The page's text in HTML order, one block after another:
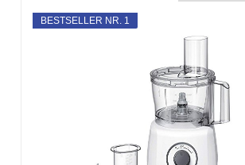
BESTSELLER NR. 1